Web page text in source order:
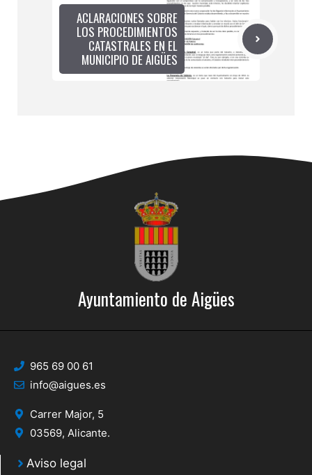
ACLARACIONES SOBRE
LOS PROCEDIMIENTOS
CATASTRALES EN EL
MUNICIPIO DE AIGÜES
Ayuntamiento de Aigües
965 69 00 61
info@aigues.es
Carrer Major, 5
03569, Alicante.
Aviso legal